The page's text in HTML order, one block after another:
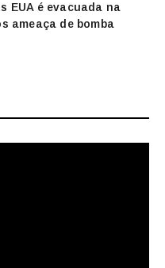
EUA é evacuada na
ameaça de bomba